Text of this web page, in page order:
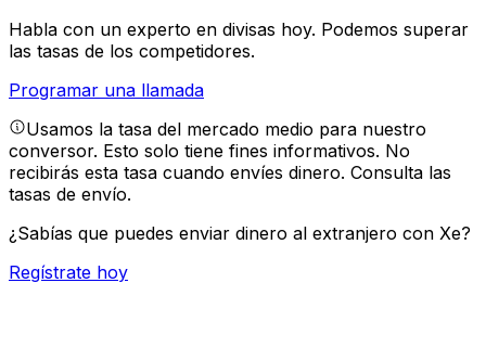
Habla con un experto en divisas hoy. Podemos superar
las tasas de los competidores.
Programar una llamada
Usamos la tasa del mercado medio para nuestro
conversor. Esto solo tiene fines informativos. No
recibirás esta tasa cuando envíes dinero. Consulta las
tasas de envío.
¿Sabías que puedes enviar dinero al extranjero con Xe?
Regístrate hoy